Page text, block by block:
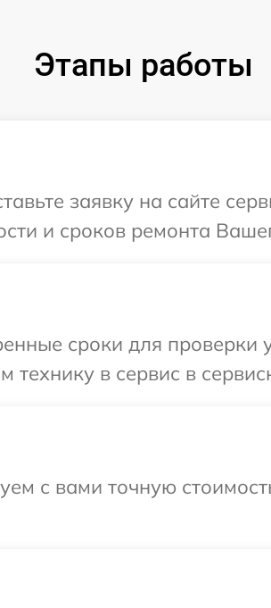
Этапы работы
заявку на сайте
и сроков ремонта
сроки для проверки
технику в сервис в
с вами точную